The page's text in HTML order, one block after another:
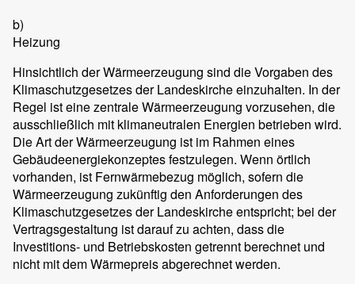
b)
Heizung
Hinsichtlich der Wärmeerzeugung sind die Vorgaben des
Klimaschutzgesetzes der Landeskirche einzuhalten. In der
Regel ist eine zentrale Wärmeerzeugung vorzusehen, die
ausschließlich mit klimaneutralen Energien betrieben wird.
Die Art der Wärmeerzeugung ist im Rahmen eines
Gebäudeenergiekonzeptes festzulegen. Wenn örtlich
vorhanden, ist Fernwärmebezug möglich, sofern die
Wärmeerzeugung zukünftig den Anforderungen des
Klimaschutzgesetzes der Landeskirche entspricht; bei der
Vertragsgestaltung ist darauf zu achten, dass die
Investitions- und Betriebskosten getrennt berechnet und
nicht mit dem Wärmepreis abgerechnet werden.